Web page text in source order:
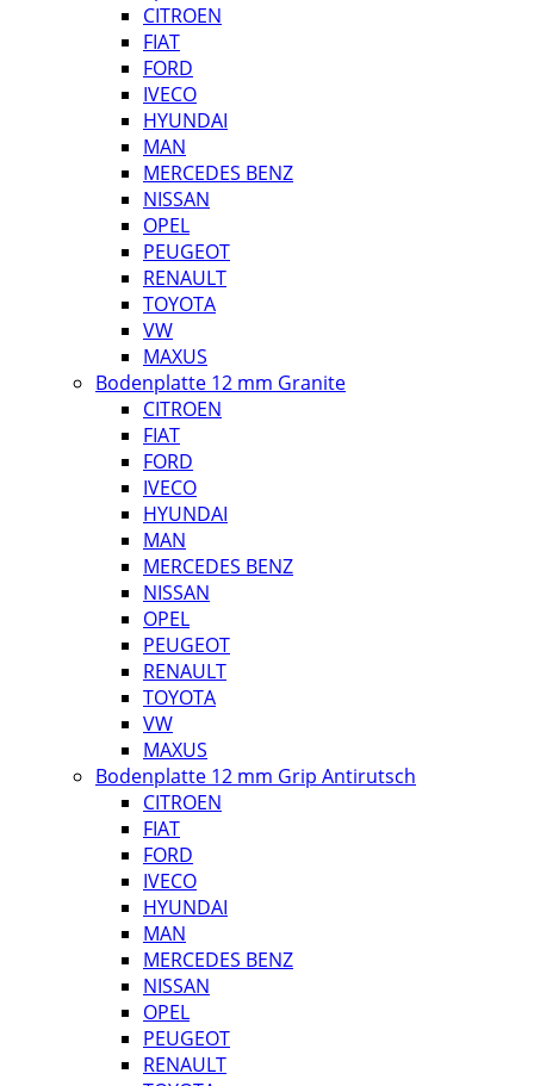
CITROEN
FIAT
FORD
IVECO
HYUNDAI
MAN
MERCEDES BENZ
NISSAN
OPEL
PEUGEOT
RENAULT
TOYOTA
VW
MAXUS
Bodenplatte 12 mm Granite
CITROEN
FIAT
FORD
IVECO
HYUNDAI
MAN
MERCEDES BENZ
NISSAN
OPEL
PEUGEOT
RENAULT
TOYOTA
VW
MAXUS
Bodenplatte 12 mm Grip Antirutsch
CITROEN
FIAT
FORD
IVECO
HYUNDAI
MAN
MERCEDES BENZ
NISSAN
OPEL
PEUGEOT
RENAULT